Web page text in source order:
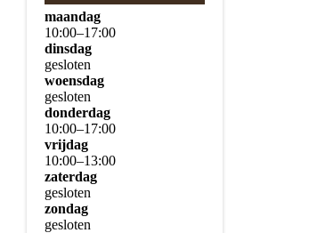
maandag
10:00–17:00
dinsdag
gesloten
woensdag
gesloten
donderdag
10:00–17:00
vrijdag
10:00–13:00
zaterdag
gesloten
zondag
gesloten